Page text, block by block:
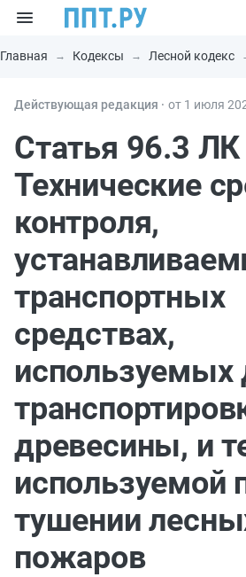
Главная Кодексы Лесной кодекс
Действующая редакция ⸱ от 1 июля
Статья 96.3
Технические
контроля,
транспортных
средствах,
используемых
древесины, и
используемой
тушении
пожаров